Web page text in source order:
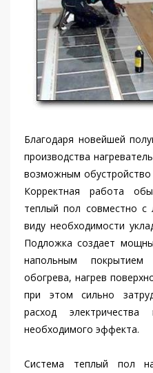
Благодаря новейшей
производства
возможным обустройство
Корректная работа
теплый пол совместно
виду необходимости
Подложка создает
напольным
обогрева, нагрев
при этом сильно
расход
необходимого эффекта.
Система теплый пол